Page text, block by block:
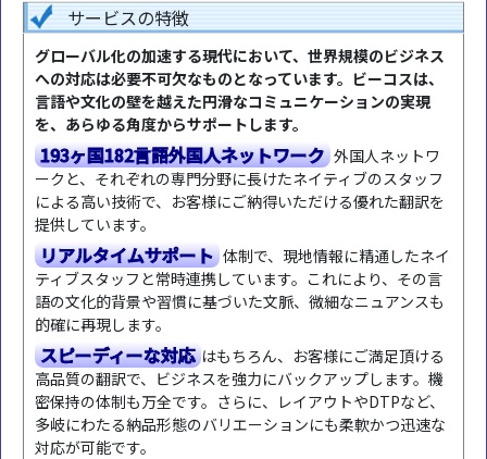
サービスの特徴
グローバル化の加速する現代において、世界規模のビジネス
への対応は必要不可欠なものとなっています。ビーコスは、
言語や文化の壁を越えた円滑なコミュニケーションの実現
を、あらゆる角度からサポートします。
193ヶ国182言語外国人ネットワーク 外国人ネットワ
ークと、それぞれの専門分野に長けたネイティブのスタッフ
による高い技術で、お客様にご納得いただける優れた翻訳を
提供しています。
リアルタイムサポート 体制で、現地情報に精通したネイ
ティブスタッフと常時連携しています。これにより、その言
語の文化的背景や習慣に基づいた文脈、微細なニュアンスも
的確に再現します。
スピーディーな対応 はもちろん、お客様にご満足頂ける
高品質の翻訳で、ビジネスを強力にバックアップします。機
密保持の体制も万全です。さらに、レイアウトやDTPなど、
多岐にわたる納品形態のバリエーションにも柔軟かつ迅速な
対応が可能です。